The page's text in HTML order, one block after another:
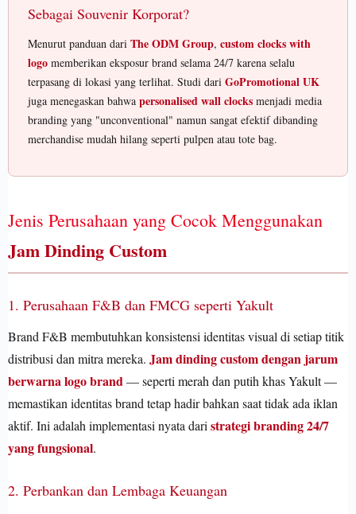
Sebagai Souvenir Korporat?
Menurut panduan dari The ODM Group, custom clocks with
logo memberikan eksposur brand selama 24/7 karena selalu
terpasang di lokasi yang terlihat. Studi dari GoPromotional UK
juga menegaskan bahwa personalised wall clocks menjadi media
branding yang "unconventional" namun sangat efektif dibanding
merchandise mudah hilang seperti pulpen atau tote bag.
Jenis Perusahaan yang Cocok Menggunakan
Jam Dinding Custom
1. Perusahaan F&B dan FMCG seperti Yakult
Brand F&B membutuhkan konsistensi identitas visual di setiap titik
distribusi dan mitra mereka. Jam dinding custom dengan jarum
berwarna logo brand— seperti merah dan putih khas Yakult —
memastikan identitas brand tetap hadir bahkan saat tidak ada iklan
aktif. Ini adalah implementasi nyata dari strategi branding 24/7
yang fungsional.
2. Perbankan dan Lembaga Keuangan